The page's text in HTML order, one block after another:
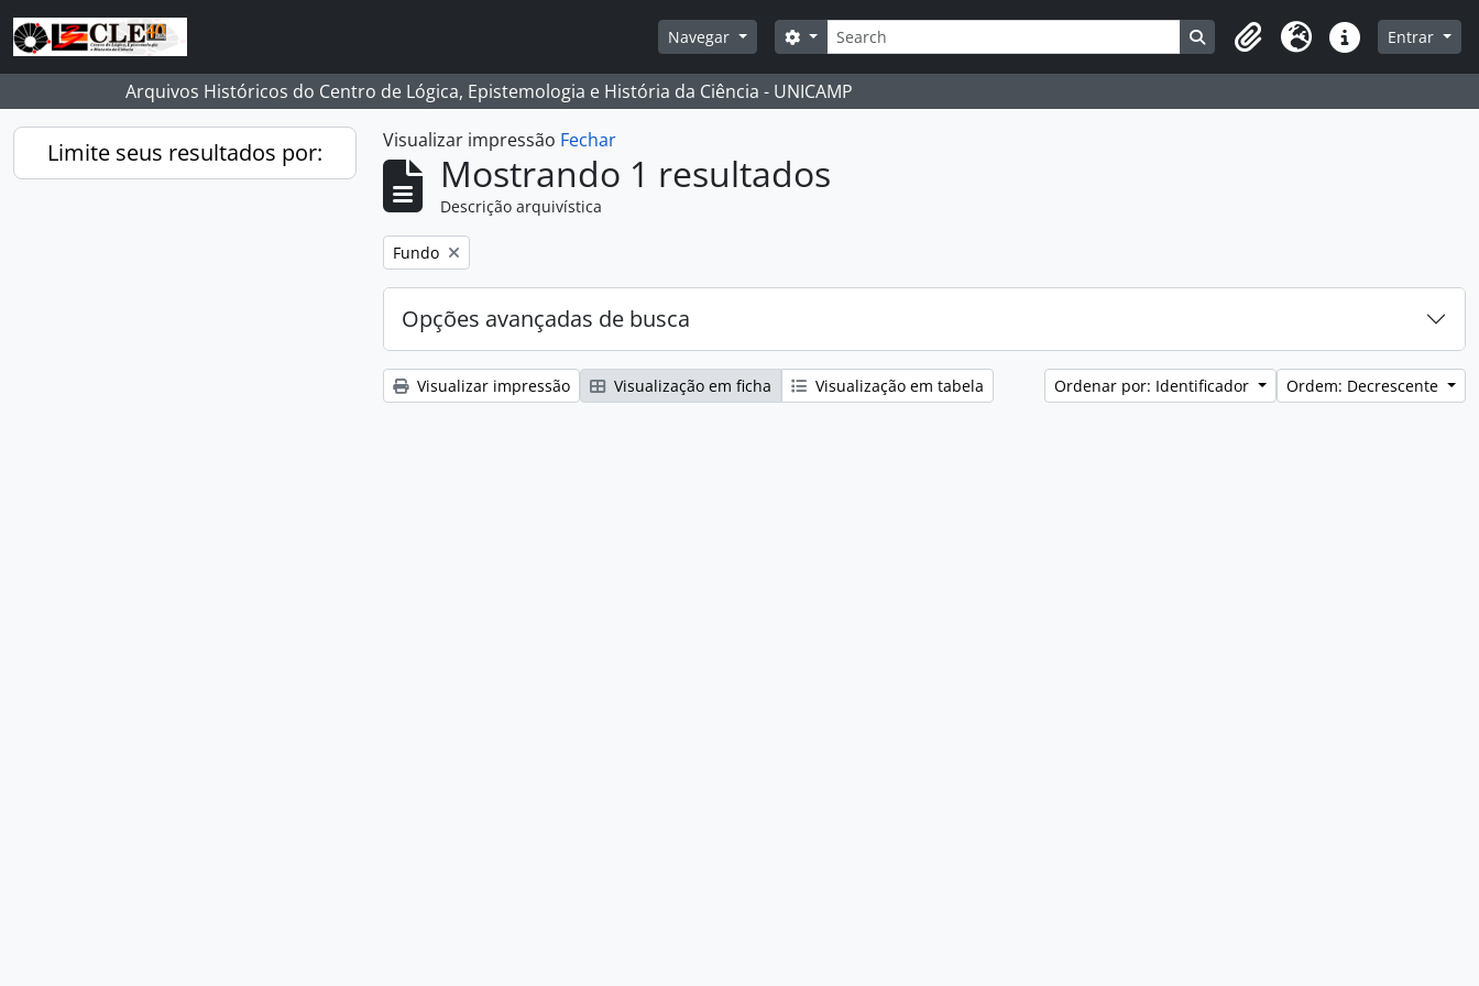
Skip to main content
Navegar
Buscar
Opções de busca Busque na página de navegação
Clipboard
Idioma Atalhos Entrar
Arquivos Históricos do Centro de Lógica, Epistemologia e História da Ciência - UNICAMP
Limite seus resultados por: Visualizar impressão Fechar
Mostrando 1 resultados
Descrição arquivística
Remover filtro:
Fundo
Opções avançadas de busca
Visualizar impressão Visualização em ficha Visualização em tabela Ordenar por: Identificador Ordem: Decrescente